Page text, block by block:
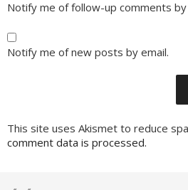
Notify me of follow-up comments by
Notify me of new posts by email.
This site uses Akismet to reduce
comment data is processed.